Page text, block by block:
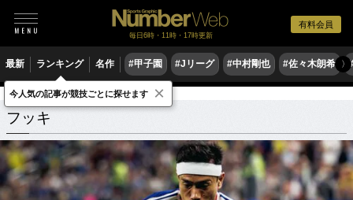
有料会員
毎日6時・11時・17時更新
最新 ランキング 名作 #甲子園 #Jリーグ #中村剛也 #佐々木朗希 〉
フッキ 関連記事
フッキ
今人気の記事が競技ごとに探せます ×